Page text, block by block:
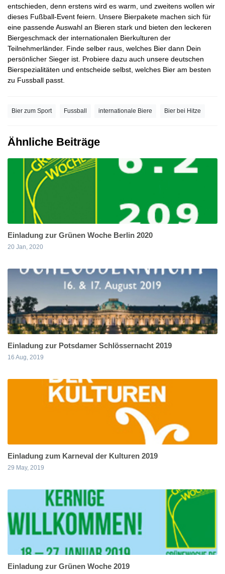
entschieden, denn erstens wird es warm, und zweitens wollen wir
dieses Fußball-Event feiern. Unsere Bierpakete machen sich für
eine passende Auswahl an Bieren stark und bieten den leckeren
Biergeschmack der internationalen Bierkulturen der
Teilnehmerländer. Finde selber raus, welches Bier dann Dein
persönlicher Sieger ist. Probiere dazu auch unsere deutschen
Bierspezialitäten und entscheide selbst, welches Bier am besten
zu Fussball passt.
Bier zum Sport Fussball internationale Biere Bier bei Hitze
Ähnliche Beiträge
Einladung zur Grünen Woche Berlin 2020
20 Jan, 2020
Einladung zur Potsdamer Schlössernacht 2019
16 Aug, 2019
Einladung zum Karneval der Kulturen 2019
29 May, 2019
Einladung zur Grünen Woche 2019